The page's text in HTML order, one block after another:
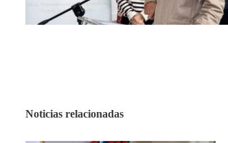
Noticias relacionadas